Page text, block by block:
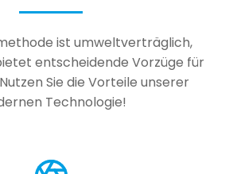
ist umweltverträglich,
entscheidende Vorzüge für
Sie die Vorteile unserer
Technologie!